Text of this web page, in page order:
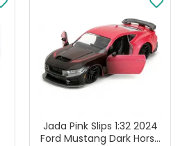
Jada Pink Slips 1:32 2024
Ford Mustang Dark Horse